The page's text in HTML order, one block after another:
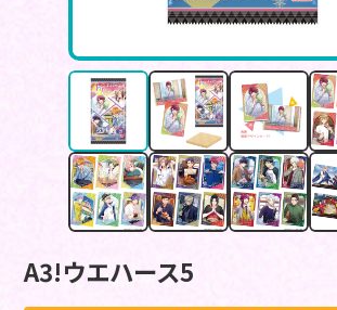
A3!ウエハース5